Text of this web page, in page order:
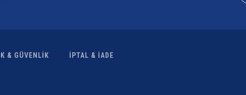
& GÜVENLİK İPTAL & İADE